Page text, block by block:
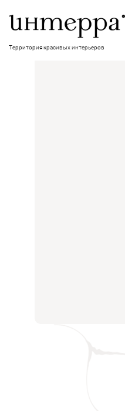
Территория красивых интерьеров